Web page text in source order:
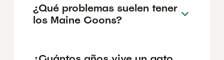
¿Qué problemas suelen tener
los Maine Coons?